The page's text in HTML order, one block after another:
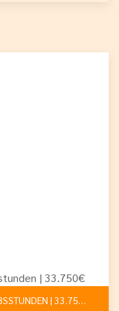
| 33.750€